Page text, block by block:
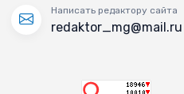
Написать редактору сайта
redaktor_mg@mail.ru